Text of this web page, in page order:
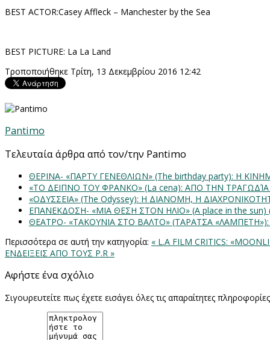
BEST ACTOR:Casey Affleck – Manchester by the Sea
BEST PICTURE: La La Land
Τροποποιήθηκε Τρίτη, 13 Δεκεμβρίου 2016 12:42
Pantimo
Τελευταία άρθρα από τον/την Pantimo
ΘΕΡΙΝΑ- «ΠΑΡΤΥ ΓΕΝΕΘΛΙΩΝ» (The birthday party): H
«ΤΟ ΔΕΙΠΝΟ ΤΟΥ ΦΡΑΝΚΟ» (La cena): ΑΠΟ ΤΗΝ
«ΟΔΥΣΣΕΙΑ» (The Odyssey): Η ΔΙΑΝΟΜΗ, Η
ΕΠΑΝΕΚΔΟΣΗ- «ΜΙΑ ΘΕΣΗ ΣΤΟΝ ΗΛΙΟ» (Α place in the
ΘΕΑΤΡΟ- «ΤΑΚΟΥΝΙΑ ΣΤΟ ΒΑΛΤΟ» (ΤΑΡΑΤΣΑ
Περισσότερα σε αυτή την κατηγορία: « L.A FILM CRITICS:
ΕΝΔΕΙΞΕΙΣ ΑΠΟ ΤΟΥΣ P.R »
Αφήστε ένα σχόλιο
Σιγουρευτείτε πως έχετε εισάγει όλες τις απαραίτητες